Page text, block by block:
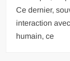
Ce dernier,
interaction
humain, ce